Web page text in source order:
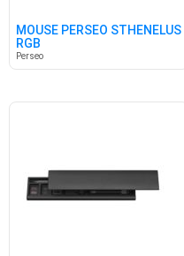
MOUSE PERSEO STHENELUS
RGB
Perseo